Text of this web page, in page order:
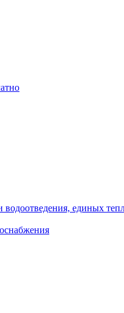
единых